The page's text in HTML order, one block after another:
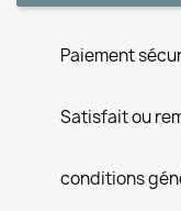
Paiement
Satisfait ou
conditions